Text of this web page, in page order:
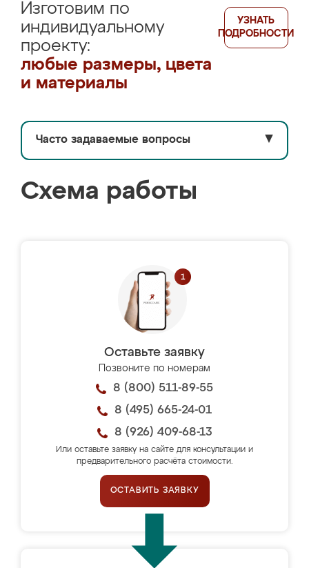
Изготовим по
индивидуальному
проекту:
любые размеры, цвета
и материалы
УЗНАТЬ
ПОДРОБНОСТИ
Часто задаваемые вопросы ▼
Схема работы
Оставьте заявку
Позвоните по номерам
8 (800) 511-89-55
8 (495) 665-24-01
8 (926) 409-68-13
Или оставьте заявку на сайте для консультации и
предварительного расчёта стоимости.
ОСТАВИТЬ ЗАЯВКУ